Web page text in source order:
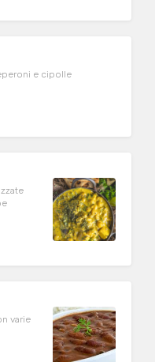
e cipolle
varie